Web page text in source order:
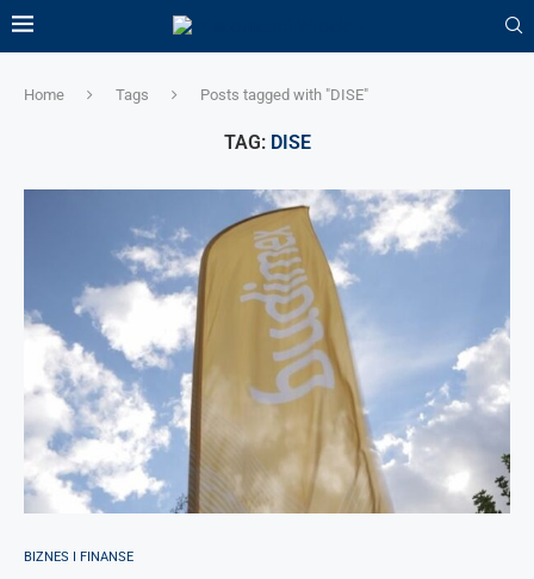
Home Tags Posts tagged with "DISE"
TAG: DISE
BIZNES I FINANSE